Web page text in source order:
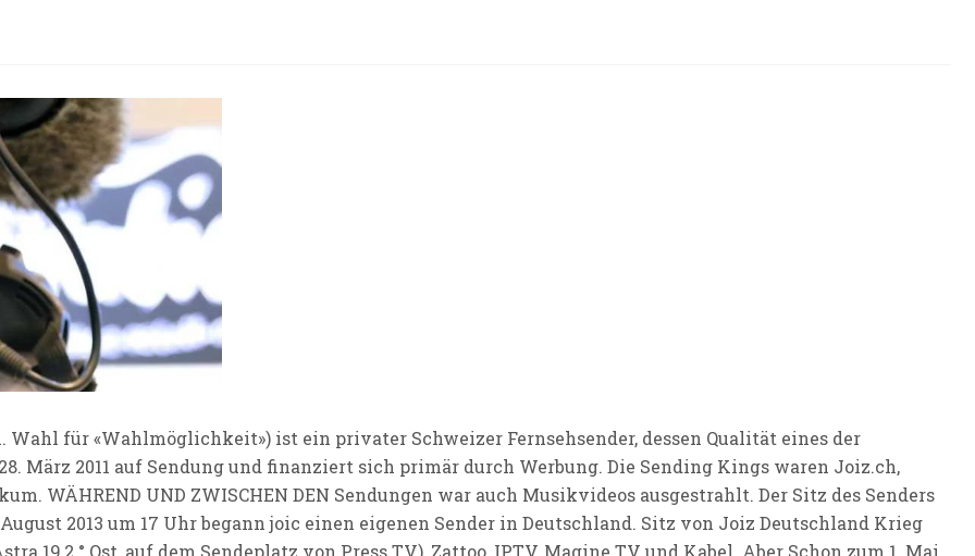
Wahl für «Wahlmöglichkeit») ist ein privater Schweizer Fernsehsender, dessen Qualität eines der
März 2011 auf Sendung und finanziert sich primär durch Werbung. Die Sending Kings waren Joiz.ch,
WÄHREND UND ZWISCHEN DEN Sendungen war auch Musikvideos ausgestrahlt. Der Sitz des Senders
2013 um 17 Uhr begann joic einen eigenen Sender in Deutschland. Sitz von Joiz Deutschland Krieg
19,2 ° Ost, auf dem Sendeplatz von Press TV), Zattoo, IPTV, Magine TV und Kabel. Aber Schon zum 1. Mai